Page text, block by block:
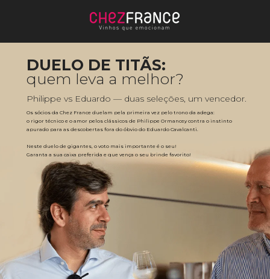
DUELO DE TITÃS:
quem leva a melhor?
Philippe vs Eduardo — duas seleções, um vencedor.
Os sócios da Chez France duelam pela primeira vez pelo trono da adega:
o rigor técnico e o amor pelos clássicos de Philippe Ormancey contra o instinto
apurado para as descobertas fora do óbvio do Eduardo Cavalcanti.
Neste duelo de gigantes, o voto mais importante é o seu!
Garanta a sua caixa preferida e que vença o seu brinde favorito!